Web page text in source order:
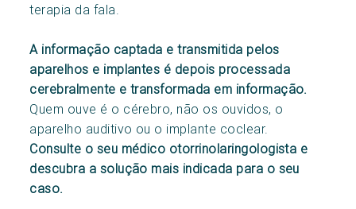
terapia da fala.
A informação captada e transmitida pelos
aparelhos e implantes é depois processada
cerebralmente e transformada em informação.
Quem ouve é o cérebro, não os ouvidos, o
aparelho auditivo ou o implante coclear.
Consulte o seu médico otorrinolaringologista e
descubra a solução mais indicada para o seu
caso.